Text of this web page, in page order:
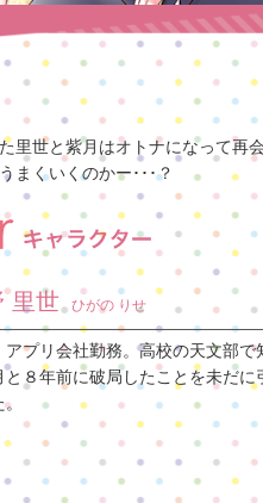
里世と紫月はオトナになって
まくいくのかー･･･？
里世 ひがの りせ
アプリ会社勤務。高校の天文部で
と８年前に破局したことを未だに